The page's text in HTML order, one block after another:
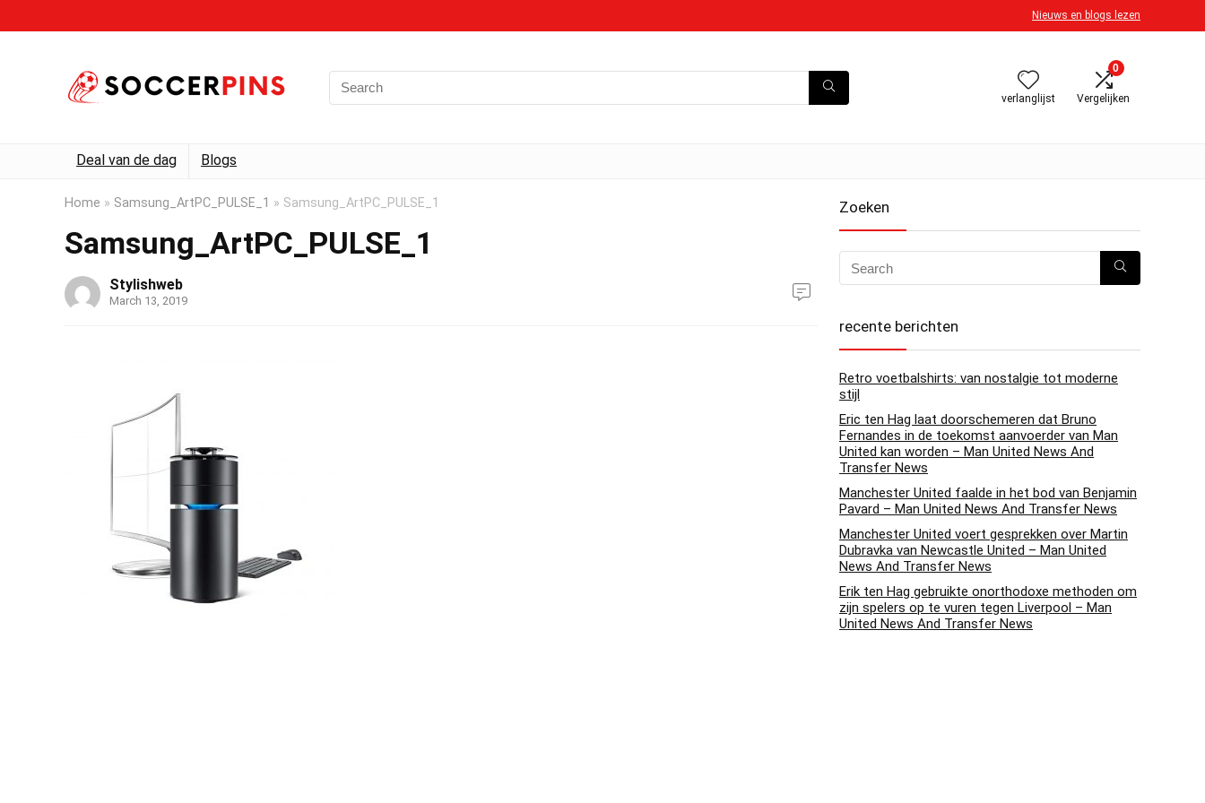
Nieuws en blogs lezen
verlanglijst
0
Vergelijken
Deal van de dag Blogs
Home » Samsung_ArtPC_PULSE_1 » Samsung_ArtPC_PULSE_1
Samsung_ArtPC_PULSE_1
Stylishweb
March 13, 2019
Zoeken
recente berichten
Retro voetbalshirts: van nostalgie tot moderne
stijl
Eric ten Hag laat doorschemeren dat Bruno
Fernandes in de toekomst aanvoerder van Man
United kan worden – Man United News And
Transfer News
Manchester United faalde in het bod van Benjamin
Pavard – Man United News And Transfer News
Manchester United voert gesprekken over Martin
Dubravka van Newcastle United – Man United
News And Transfer News
Erik ten Hag gebruikte onorthodoxe methoden om
zijn spelers op te vuren tegen Liverpool – Man
United News And Transfer News